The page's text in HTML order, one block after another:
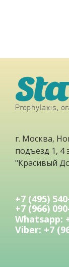
г. Москва,
подъезд 1, 4
"Красивый
+7 (495)
+7 (966)
Whatsapp:
Viber: +7